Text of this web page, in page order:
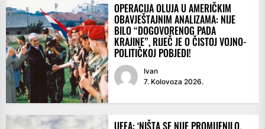
OPERACIJA OLUJA U AMERIČKIM
OBAVJEŠTAJNIM ANALIZAMA: NIJE
BILO “DOGOVORENOG PADA
KRAJINE”, RIJEČ JE O ČISTOJ VOJNO-
POLITIČKOJ POBJEDI!
Ivan
7. Kolovoza 2026.
UEFA: ‘NIŠTA SE NIJE PROMIJENILO,